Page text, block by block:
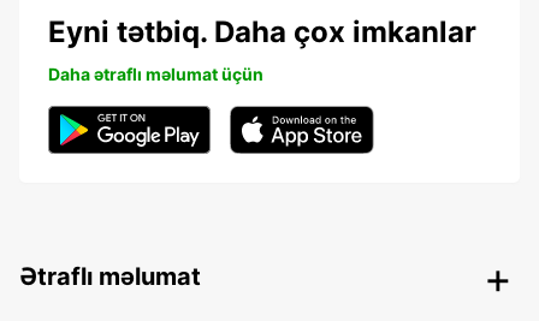
Eyni tətbiq. Daha çox imkanlar
Daha ətraflı məlumat üçün
Ətraflı məlumat